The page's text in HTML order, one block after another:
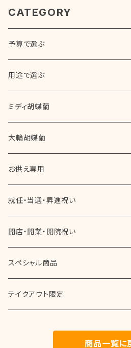
CATEGORY
予算で選ぶ
5,000円～10,000円（税別）
10,000円～20,000円（税別）
20,000円～30,000円（税別）
30,000円以上 （税別）
用途で選ぶ
誕生日
通常のお誕生日プレゼント
長寿のお祝い（還暦・米寿・喜寿など）
開店・開業・開院祝い
就任・昇進祝い
当選・再任・留任祝い
成人祝い
父の日
叙勲・勲章受章祝い
ミディ胡蝶蘭
大輪胡蝶蘭
お供え専用
就任・当選・昇進祝い
開店・開業・開院祝い
スペシャル商品
テイクアウト限定
商品一覧に